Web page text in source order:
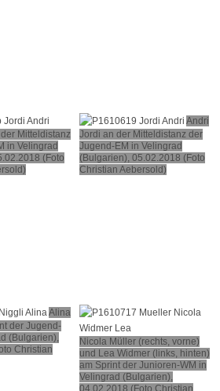
Mitteldistanz
in Velingrad
(Foto
Andri
Jordi an der Mitteldistanz der
Jugend-EM in Velingrad
(Bulgarien), 05.02.2018 (Foto
Christian Aebersold)
Alina
der Jugend-
(Bulgarien),
Christian
Nicola Müller (rechts, vorne)
und Lea Widmer (links, hinten)
am Sprint der Junioren-WM in
Velingrad (Bulgarien),
04.02.2018 (Foto Christian